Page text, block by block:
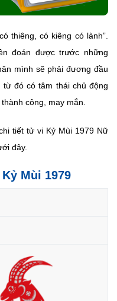
thiêng, có kiêng có lành”.
đoán được trước những
mình sẽ phải đương đầu
đó có tâm thái chủ động
công, may mắn.
tiết tử vi Kỷ Mùi 1979 Nữ
đây.
Mùi 1979